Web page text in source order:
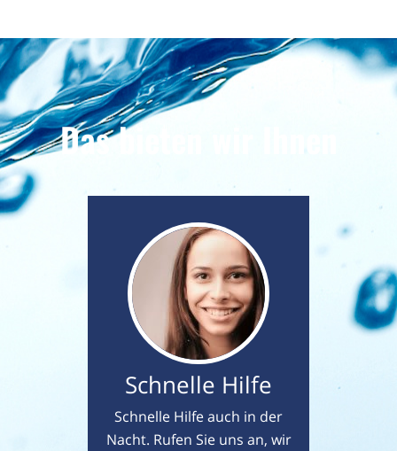
Das bieten wir Ihnen
Schnelle Hilfe
Schnelle Hilfe auch in der
Nacht. Rufen Sie uns an, wir